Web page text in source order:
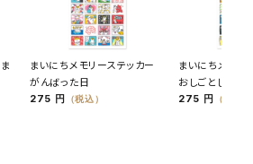
まいにちメモリーステッカー
がんばった日
275 円 （税込）
まいにちメモリ
おしごとした日
275 円 （税込）